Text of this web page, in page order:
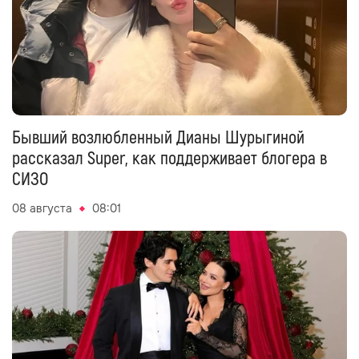
Бывший возлюбленный Дианы Шурыгиной
рассказал Super, как поддерживает блогера в
СИЗО
08 августа 08:01